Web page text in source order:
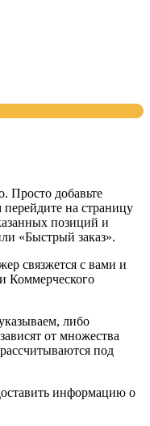
Просто добавьте
на страницу
позиций и
«Быстрый заказ».
связжется с вами и
Коммерческого
либо
от множества
под
информацию о